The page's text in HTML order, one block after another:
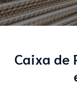
Caixa de